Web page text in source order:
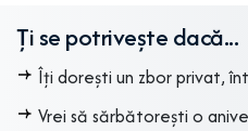
Ți se potrivește dacă...
Îți dorești un zbor privat,
Vrei să sărbătorești o